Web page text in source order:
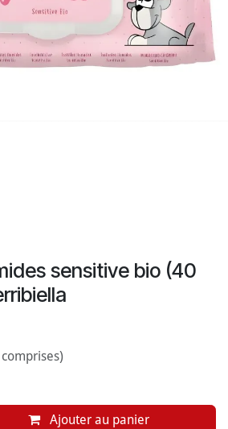
sensitive bio (40
Ajouter au panier